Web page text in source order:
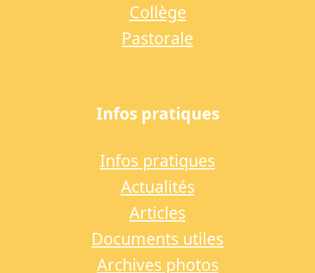
Collège
Pastorale
Infos pratiques
Infos pratiques
Actualités
Articles
Documents utiles
Archives photos